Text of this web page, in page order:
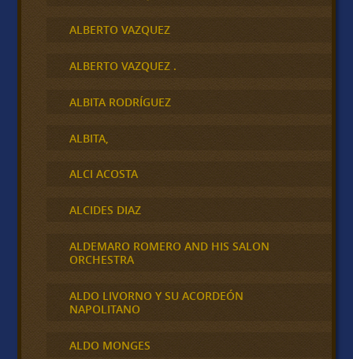
ALBERTO VAZQUEZ
ALBERTO VAZQUEZ .
ALBITA RODRÍGUEZ
ALBITA,
ALCI ACOSTA
ALCIDES DIAZ
ALDEMARO ROMERO AND HIS SALON
ORCHESTRA
ALDO LIVORNO Y SU ACORDEÓN
NAPOLITANO
ALDO MONGES